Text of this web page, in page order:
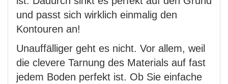
und passt sich wirklich einmalig den
Kontouren an!
Unauffälliger geht es nicht. Vor allem, weil
die clevere Tarnung des Materials auf fast
jedem Boden perfekt ist. Ob Sie einfache